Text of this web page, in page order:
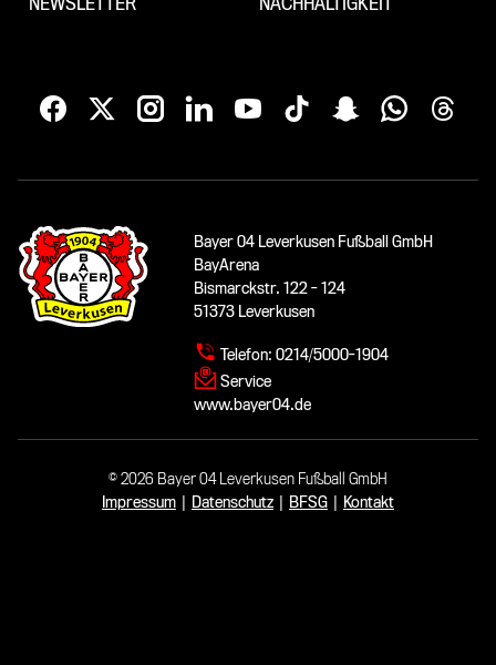
Bayer 04 Leverkusen Fußball GmbH
BayArena
Bismarckstr. 122 - 124
51373 Leverkusen
Telefon: 0214/5000-1904
Service
www.bayer04.de
© 2026 Bayer 04 Leverkusen Fußball GmbH
Impressum
Datenschutz BFSG Kontakt